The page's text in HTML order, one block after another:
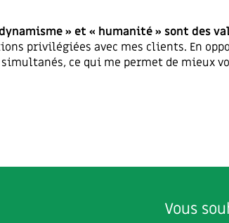
» et « humanité » sont des
privilégiées avec mes clients. En
ce qui me permet de mieux
Vous